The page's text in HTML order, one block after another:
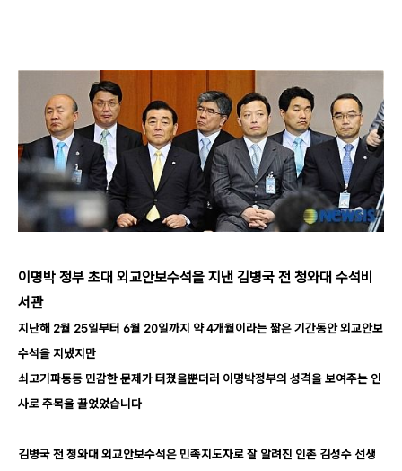
이명박 정부 초대 외교안보수석을 지낸 김병국 전 청와대 수석비
서관
지난해 2월 25일부터 6월 20일까지 약4개월이라는 짧은 기간동안 외교안보
수석을 지냈지만
쇠고기파동등 민감한 문제가 터졌을뿐더러 이명박정부의 성격을 보여주는 인
사로 주목을 끌었었습니다
김병국 전 청와대 외교안보수석은 민족지도자로 잘 알려진 인촌 김성수 선생